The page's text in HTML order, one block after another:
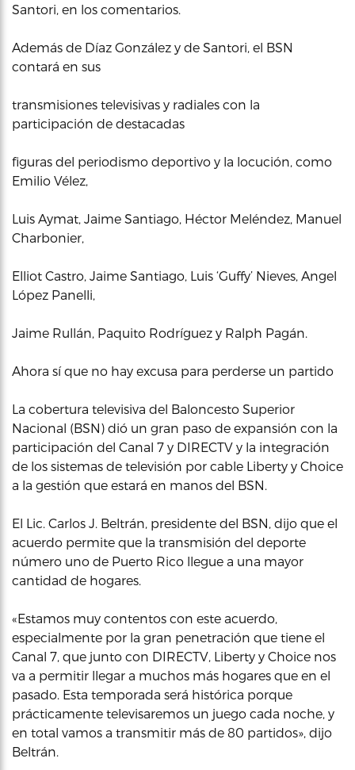
Santori, en los comentarios.
Además de Díaz González y de Santori, el BSN
contará en sus
transmisiones televisivas y radiales con la
participación de destacadas
figuras del periodismo deportivo y la locución, como
Emilio Vélez,
Luis Aymat, Jaime Santiago, Héctor Meléndez, Manuel
Charbonier,
Elliot Castro, Jaime Santiago, Luis ‘Guffy’ Nieves, Angel
López Panelli,
Jaime Rullán, Paquito Rodríguez y Ralph Pagán.
Ahora sí que no hay excusa para perderse un partido
La cobertura televisiva del Baloncesto Superior
Nacional (BSN) dió un gran paso de expansión con la
participación del Canal 7 y DIRECTV y la integración
de los sistemas de televisión por cable Liberty y Choice
a la gestión que estará en manos del BSN.
El Lic. Carlos J. Beltrán, presidente del BSN, dijo que el
acuerdo permite que la transmisión del deporte
número uno de Puerto Rico llegue a una mayor
cantidad de hogares.
«Estamos muy contentos con este acuerdo,
especialmente por la gran penetración que tiene el
Canal 7, que junto con DIRECTV, Liberty y Choice nos
va a permitir llegar a muchos más hogares que en el
pasado. Esta temporada será histórica porque
prácticamente televisaremos un juego cada noche, y
en total vamos a transmitir más de 80 partidos», dijo
Beltrán.